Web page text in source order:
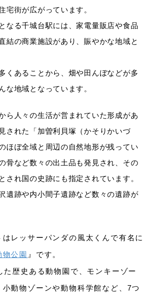
宅街が広がっています。
なる千城台駅には、家電量販店や食品
結の商業施設があり、賑やかな地域と
くあることから、畑や田んぼなどが多
な地域となっています。
ら人々の生活が営まれていた形成があ
された「加曽利貝塚（かそりかいづ
ほぼ全域と周辺の自然地形が残ってい
骨など数々の出土品も発見され、その
され国の史跡にも指定されています。
遺跡や内小間子遺跡など数々の遺跡が
レッサーパンダの風太くんで有名に
物公園 』です。
た歴史ある動物園で、モンキーゾー
小動物ゾーンや動物科学館など、7つ